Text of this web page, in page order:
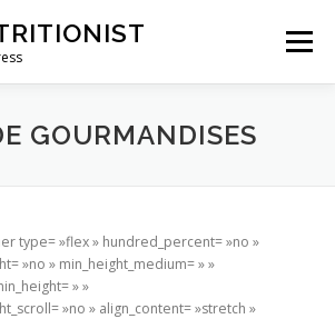
Menu
GOURMANDISES
type= »flex » hundred_percent= »no »
»no » min_height_medium= » »
» »
»no » align_content= »stretch »